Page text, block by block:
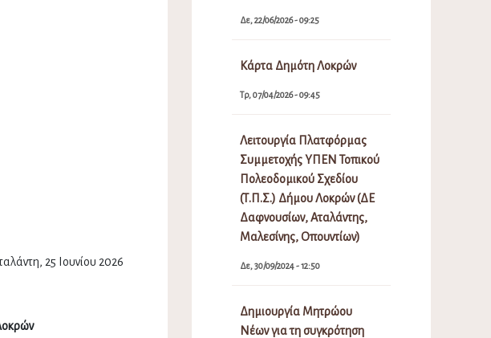
25 Ιουνίου 2026
Δε, 22/06/2026 - 09:25
Κάρτα Δημότη Λοκρών
Τρ, 07/04/2026 - 09:45
Λειτουργία Πλατφόρμας
Συμμετοχής ΥΠΕΝ Τοπικού
Πολεοδομικού Σχεδίου
(Τ.Π.Σ.) Δήμου Λοκρών (ΔΕ
Δαφνουσίων, Αταλάντης,
Μαλεσίνης, Οπουντίων)
Δε, 30/09/2024 - 12:50
Δημιουργία Μητρώου
Νέων για τη συγκρότηση